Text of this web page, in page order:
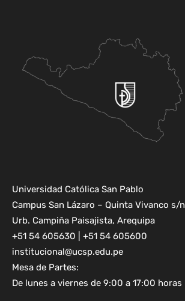
Universidad Católica San Pablo
Campus San Lázaro – Quinta Vivanco s/n
Urb. Campiña Paisajista, Arequipa
+51 54 605630 | +51 54 605600
institucional@ucsp.edu.pe
Mesa de Partes:
De lunes a viernes de 9:00 a 17:00 horas